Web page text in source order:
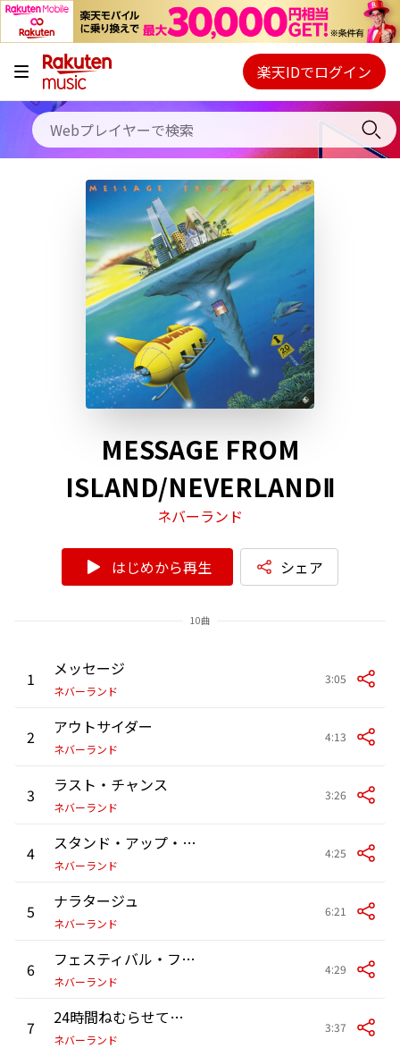
キャンペーン
料金プラン
使い方
初回30日間無料お試し
Webプレイヤー
ご契約内容の確認・変更
楽天IDでログイン
MESSAGE FROM
ISLAND/NEVERLANDⅡ
ネバーランド
はじめから再生 シェア
10曲
1 メッセージ
ネバーランド
3:05
2 アウトサイダー
ネバーランド
4:13
3 ラスト・チャンス
ネバーランド
3:26
4 スタンド・アップ・ボーイ!
ネバーランド
4:25
5 ナラタージュ
ネバーランド
6:21
6 フェスティバル・ファンタジー
ネバーランド
4:29
7 24時間ねむらせて・・・
ネバーランド
3:37